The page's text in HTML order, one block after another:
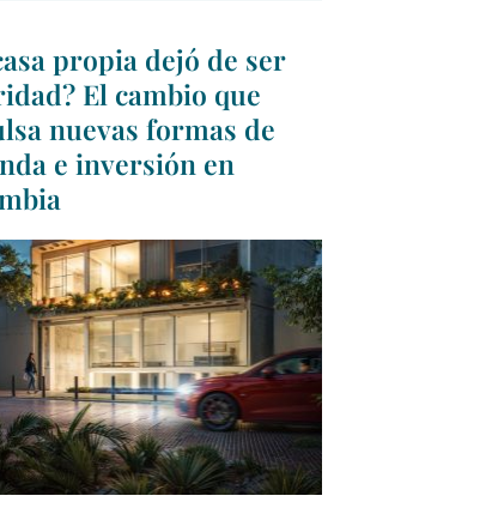
propia dejó de ser
El cambio que
nuevas formas de
e inversión en